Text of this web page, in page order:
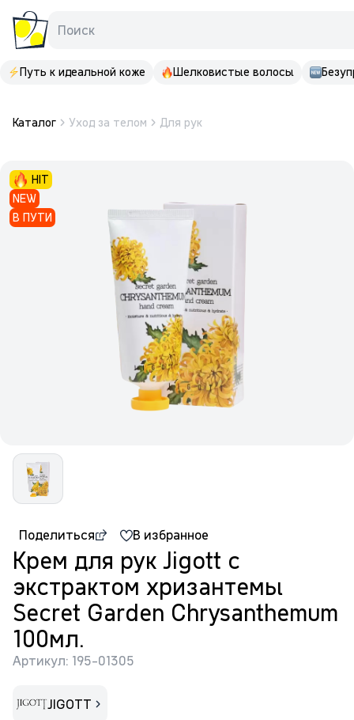
Поиск
Путь к идеальной коже Шелковистые волосы
Каталог Уход за телом Для рук
HIT
NEW
В ПУТИ
Поделиться В избранное
Крем для рук Jigott с
экстрактом хризантемы
Secret Garden Chrysanthemum
100мл.
Артикул: 195-01305
JIGOTT